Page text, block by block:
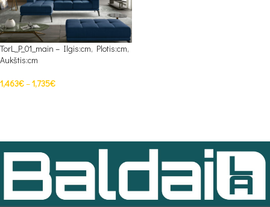
TorL_P_01_main – Ilgis:cm, Plotis:cm,
Aukštis:cm
1,463€–1,735€